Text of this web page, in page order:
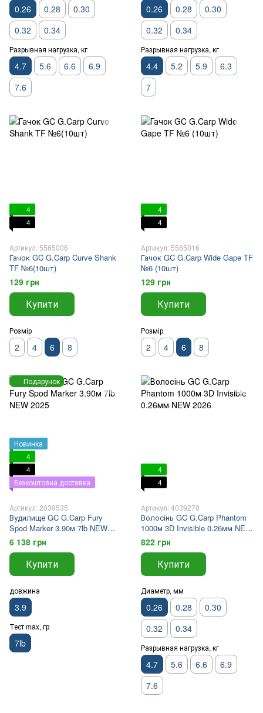
0.26 0.28
0.30
0.32
0.34
Разрывная нагрузка, кг
4.7 5.6 6.6
6.9
7.6
0.26 0.28
0.30
0.32
0.34
Разрывная нагрузка, кг
4.4 5.2 5.9
6.3
7
4
4
Артикул: 5565006
Гачок GC G.Carp Curve Shank
TF №6(10шт)
129 грн
Купити
Розмір
2 4 6 8
4
4
Артикул: 5565016
Гачок GC G.Carp Wide Gape TF
№6 (10шт)
129 грн
Купити
Розмір
2 4 6 8
Подарунок
Новинка
4
4
Безкоштовна доставка
Артикул: 2039535
Вудилище GC G.Carp Fury
Spod Marker 3.90м 7lb NEW
2025
6 138 грн
Купити
довжина
3.9
Тест max, гр
7lb
4
4
Артикул: 4039270
Волосінь GC G.Carp Phantom
1000м 3D Invisible 0.26мм NEW
2026
822 грн
Купити
Диаметр, мм
0.26 0.28
0.30
0.32
0.34
Разрывная нагрузка, кг
4.7 5.6 6.6
6.9
7.6